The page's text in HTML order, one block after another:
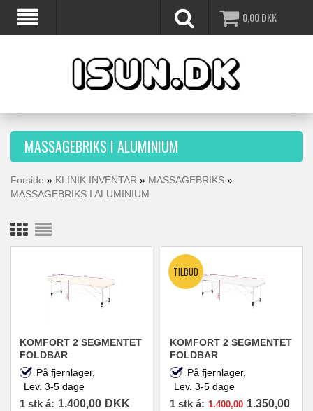
0,00DKK
MASSAGEBRIKS I ALUMINIUM
Forside » KLINIK INVENTAR » MASSAGEBRIKS »
MASSAGEBRIKS I ALUMINIUM
KOMFORT 2 SEGMENTET
FOLDBAR
MASSAGEBRIKS I
ALUMINIUM CREME 59 X
186
På fjernlager,
Lev. 3-5 dage
1 stk á: 1.400,00 DKK
KOMFORT 2 SEGMENTET
FOLDBAR
MASSAGEBRIKS I
ALUMINIUM HVID 59 X
186
På fjernlager,
Lev. 3-5 dage
1 stk á: 1.400,00 1.350,00